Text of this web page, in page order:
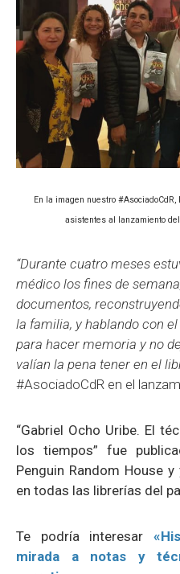
En la imagen nuestro
asistentes al lanzamiento
“Durante cuatro meses
médico los fines de
documentos,
la familia, y hablando con
para hacer memoria y no
valían la pena tener en el
#AsociadoCdR en el
“Gabriel Ocho Uribe. El
los tiempos” fue
Penguin Random House
en todas las librerías del
Te podría interesar
mirada a notas y